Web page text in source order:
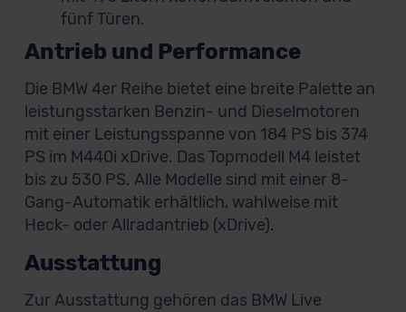
fünf Türen.
Antrieb und Performance
Die BMW 4er Reihe bietet eine breite Palette an
leistungsstarken Benzin- und Dieselmotoren
mit einer Leistungsspanne von 184 PS bis 374
PS im M440i xDrive. Das Topmodell M4 leistet
bis zu 530 PS. Alle Modelle sind mit einer 8-
Gang-Automatik erhältlich, wahlweise mit
Heck- oder Allradantrieb (xDrive).
Ausstattung
Zur Ausstattung gehören das BMW Live